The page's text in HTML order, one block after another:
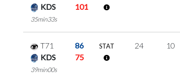
KDS
101
35min33s
T71
86
KDS
75
39min00s
STAT 24 10